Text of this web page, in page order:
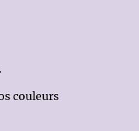
couleurs